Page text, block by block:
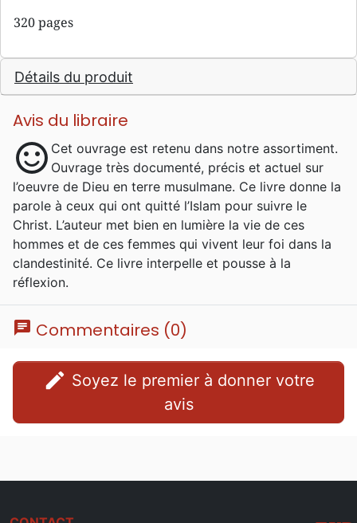
320 pages
Détails du produit
Avis du libraire
sentiment_satisfied Cet ouvrage est retenu dans notre assortiment.
Ouvrage très documenté, précis et actuel sur
l’oeuvre de Dieu en terre musulmane. Ce livre donne la
parole à ceux qui ont quitté l’Islam pour suivre le
Christ. L’auteur met bien en lumière la vie de ces
hommes et de ces femmes qui vivent leur foi dans la
clandestinité. Ce livre interpelle et pousse à la
réflexion.
chat Commentaires (0)
edit
avis